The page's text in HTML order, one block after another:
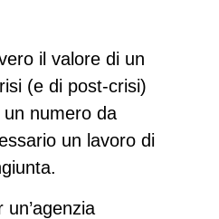
il valore di un
(e di post‑crisi)
un numero da
un lavoro di